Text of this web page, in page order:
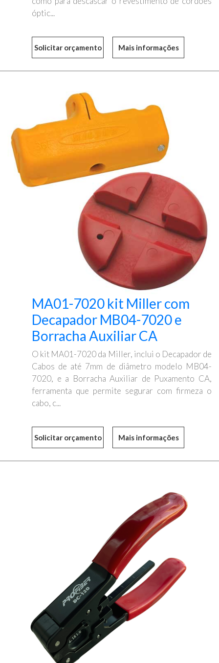
óptic...
Mais informações
MA01-7020 kit Miller com
Decapador MB04-7020 e
Borracha Auxiliar CA
O kit MA01-7020 da Miller, inclui o Decapador de
Cabos de até 7mm de diâmetro modelo MB04-
7020, e a Borracha Auxiliar de Puxamento CA,
ferramenta que permite segurar com firmeza o
cabo, c...
Mais informações